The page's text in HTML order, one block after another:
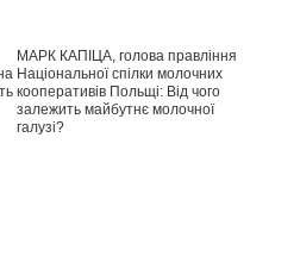
МАРК КАПІЦА, голова правління
Національної спілки молочних
кооперативів Польщі: Від чого
залежить майбутнє молочної
галузі?